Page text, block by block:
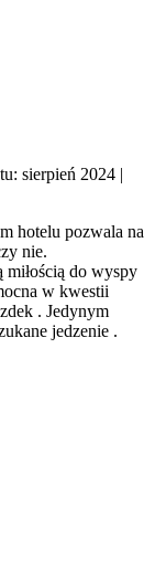
sierpień 2024 |
hotelu pozwala na
nie.
do wyspy
w kwestii
. Jedynym
jedzenie .